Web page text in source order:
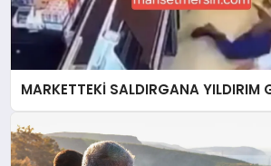
MARKETTEKİ SALDIRGANA YILDIRIM